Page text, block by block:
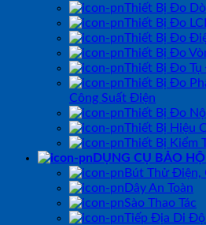
Thiết Bị Đo
Thiết Bị Đo
Thiết Bị Đo
Thiết Bị Đo
Thiết Bị Đo Tụ
Thiết Bị Đo
Công Suất Điện
Thiết Bị Đo
Thiết Bị Hiệu
Thiết Bị Kiểm
DỤNG CỤ BẢO
Bút Thử Điện,
Dây An Toàn
Sào Thao Tác
Tiếp Địa Di